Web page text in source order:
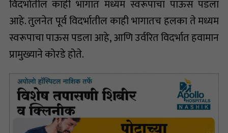
विदर्भातील काही भागात मध्यम स्वरूपाचा पाऊस पडला
आहे. तुलनेत पूर्व विदर्भातील काही भागातच हलका ते मध्यम
स्वरूपाचा पाऊस पडला आहे, आणि उर्वरित विदर्भात हवामान
प्रामुख्याने कोरडे होते.